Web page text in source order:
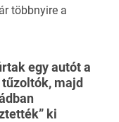
többnyire a
egy autót a
tűzoltók, majd
ki